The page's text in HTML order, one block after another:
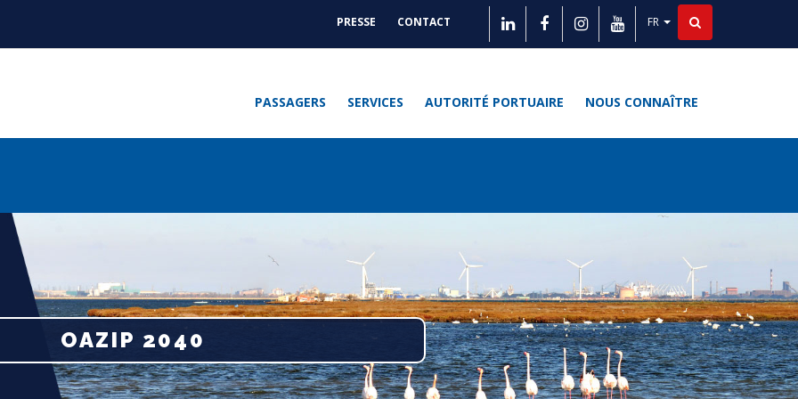
FR Lister les actions
ACTUALITÉS
PRESSE
PRESSE CONTACT
PASSAGERS SERVICES AUTORITÉ PORTUAIRE NOUS CONNAÎTRE
OAZIP 2040